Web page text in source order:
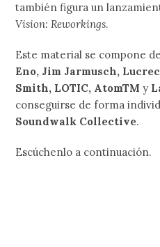
también figura un
Vision: Reworkings.
Este material se compone
Eno, Jim Jarmusch,
Smith, LOTIC, AtomTM y
conseguirse de forma
Soundwalk Collective.
Escúchenlo a continuación.